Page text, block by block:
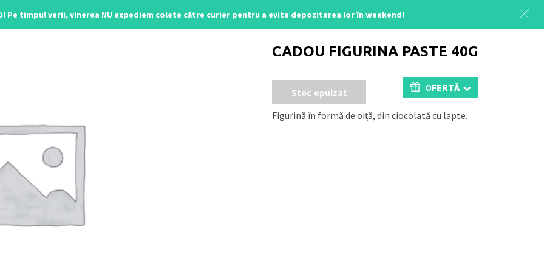
Pe timpul verii, vinerea NU expediem colete către curier pentru a evita depozitarea lor în weekend!
CADOU FIGURINA PASTE 40G
Stoc epuizat OFERTĂ
Figurină în formă de oiță, din ciocolată cu lapte.